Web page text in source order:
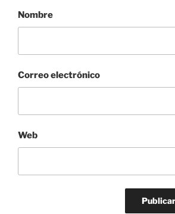
Nombre
Correo electrónico
Web